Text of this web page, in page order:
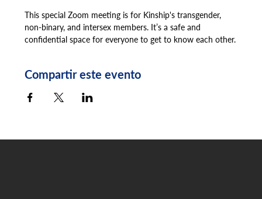
This special Zoom meeting is for Kinship's transgender,
non-binary, and intersex members. It’s a safe and
confidential space for everyone to get to know each other.
Compartir este evento